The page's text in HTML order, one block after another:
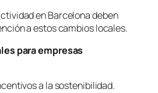
en Barcelona deben
a estos cambios locales.
para empresas
a la sostenibilidad.